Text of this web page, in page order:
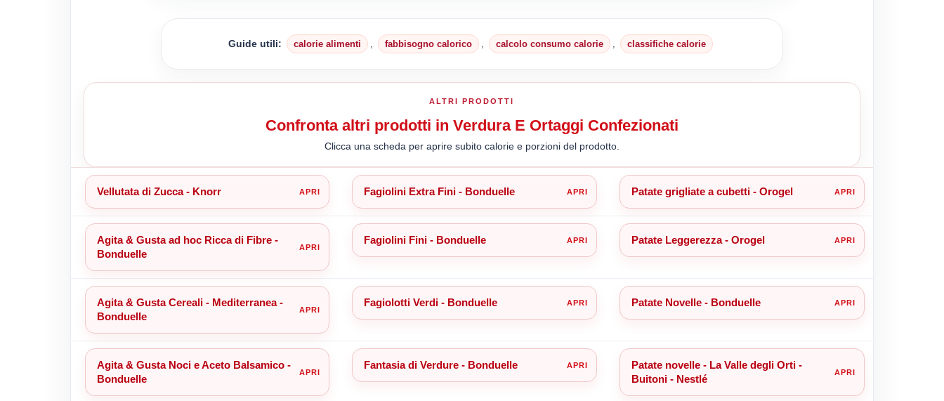
Guide utili: calorie alimenti fabbisogno calorico calcolo consumo calorie classifiche calorie
ALTRI PRODOTTI
Confronta altri prodotti in Verdura E Ortaggi Confezionati
Clicca una scheda per aprire subito calorie e porzioni del prodotto.
Vellutata di Zucca - Knorr Fagiolini Extra Fini - Bonduelle Patate grigliate a cubetti - Orogel
Agita & Gusta ad hoc Ricca di Fibre -
Bonduelle
Fagiolini Fini - Bonduelle Patate Leggerezza - Orogel
Agita & Gusta Cereali - Mediterranea -
Bonduelle
Fagiolotti Verdi - Bonduelle Patate Novelle - Bonduelle
Agita & Gusta Noci e Aceto Balsamico -
Bonduelle
Fantasia di Verdure - Bonduelle
Patate novelle - La Valle degli Orti -
Buitoni - Nestlé